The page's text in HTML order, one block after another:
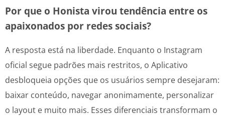
Por que o Honista virou tendência entre os
apaixonados por redes sociais?
A resposta está na liberdade. Enquanto o Instagram
oficial segue padrões mais restritos, o Aplicativo
desbloqueia opções que os usuários sempre desejaram:
baixar conteúdo, navegar anonimamente, personalizar
o layout e muito mais. Esses diferenciais transformam o